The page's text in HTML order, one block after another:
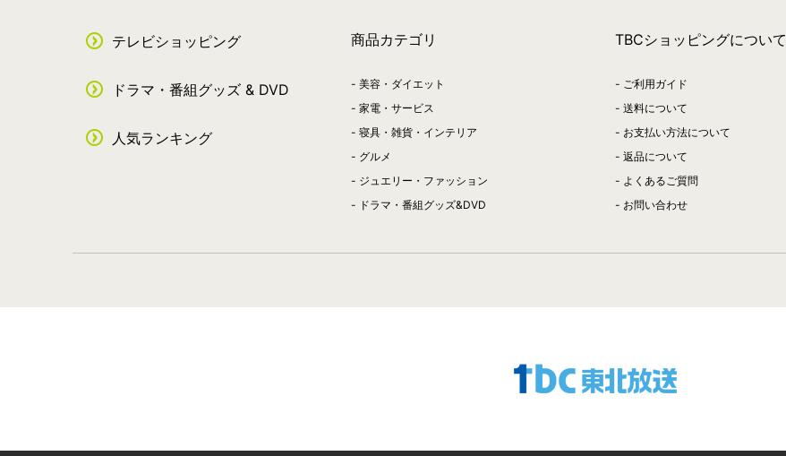
テレビショッピング
ドラマ・番組グッズ & DVD
人気ランキング
商品カテゴリ
美容・ダイエット
家電・サービス
寝具・雑貨・インテリア
グルメ
ジュエリー・ファッション
ドラマ・番組グッズ&DVD
TBCショッピングについて
ご利用ガイド
送料について
お支払い方法について
返品について
よくあるご質問
お問い合わせ